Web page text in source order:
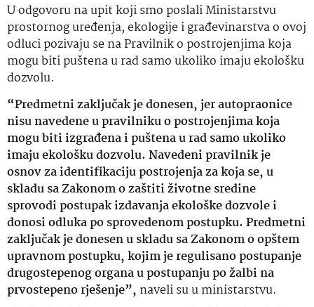
U odgovoru na upit koji smo poslali Ministarstvu
prostornog uređenja, ekologije i građevinarstva o ovoj
odluci pozivaju se na Pravilnik o postrojenjima koja
mogu biti puštena u rad samo ukoliko imaju ekološku
dozvolu.
“Predmetni zaključak je donesen, jer autopraonice
nisu navedene u pravilniku o postrojenjima koja
mogu biti izgrađena i puštena u rad samo ukoliko
imaju ekološku dozvolu. Navedeni pravilnik je
osnov za identifikaciju postrojenja za koja se, u
skladu sa Zakonom o zaštiti životne sredine
sprovodi postupak izdavanja ekološke dozvole i
donosi odluka po sprovedenom postupku. Predmetni
zaključak je donesen u skladu sa Zakonom o opštem
upravnom postupku, kojim je regulisano postupanje
drugostepenog organa u postupanju po žalbi na
prvostepeno rješenje”, naveli su u ministarstvu.